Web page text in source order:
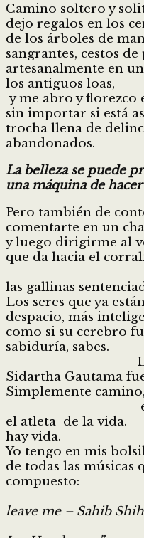
Camino soltero y
dejo regalos en los
de los árboles de
sangrantes, cestos
artesanalmente en
los antiguos loas,
y me abro y florezco
sin importar si está
trocha llena de
abandonados.
La belleza se puede
una máquina de
Pero también de
comentarte en un
y luego dirigirme al
que da hacia el
las gallinas
Los seres que ya
despacio, más
como si su cerebro
sabiduría, sabes.
La última
Sidartha Gautama
Simplemente camino,
el
el atleta de la
hay vida.
Yo tengo en mis
de todas las músicas
compuesto:
leave me – Sahib